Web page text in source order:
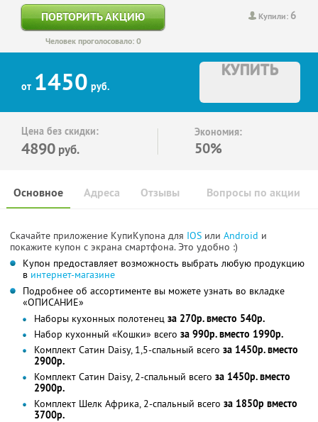
Купили: 6
ПОВТОРИТЬ АКЦИЮ
Человек проголосовало: 0
от 1450 руб.
КУПИТЬ
Цена без скидки:
4890 руб.
Экономия:
50%
Основное Отзывы Вопросы по акции
Адреса
Скачайте приложение КупиКупона для IOS или Android и
покажите купон с экрана смартфона. Это удобно :)
Купон предоставляет возможность выбрать любую продукцию
в интернет-магазине
Подробнее об ассортименте вы можете узнать во вкладке
«ОПИСАНИЕ»
Наборы кухонных полотенец за 270р. вместо 540р.
Набор кухонный «Кошки» всего за 990р. вместо 1990р.
Комплект Сатин Daisy, 1,5-спальный всего за 1450р. вместо
2900р.
Комплект Сатин Daisy, 2-спальный всего за 1450р. вместо
2900р.
Комплект Шелк Африка, 2-спальный всего за 1850р вместо
3700р.